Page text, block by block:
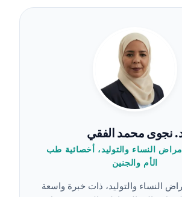
نجوى محمد الفقي
النساء والتوليد، أخصائية طب
الأم والجنين
النساء والتوليد، ذات خبرة واسعة